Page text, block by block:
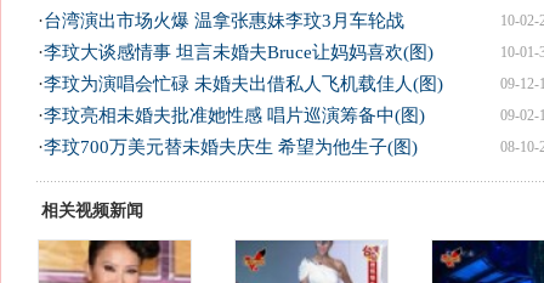
10-02-
·台湾演出市场火爆 温拿张惠妹李玟3月车轮战
10-01-
·李玟大谈感情事 坦言未婚夫Bruce让妈妈喜欢(图)
09-12-
·李玟为演唱会忙碌 未婚夫出借私人飞机载佳人(图)
09-02-
·李玟亮相未婚夫批准她性感 唱片巡演筹备中(图)
08-10-
·李玟700万美元替未婚夫庆生 希望为他生子(图)
相关视频新闻